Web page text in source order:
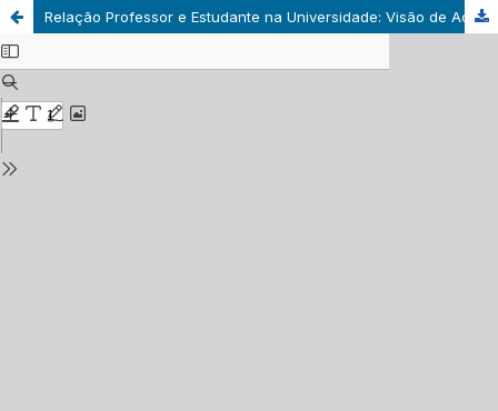
Relação Professor e Estudante na Universidade: Visão de Acadêmicos do Curso de Letras